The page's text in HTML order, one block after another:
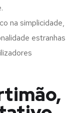
na simplicidade,
estranhas